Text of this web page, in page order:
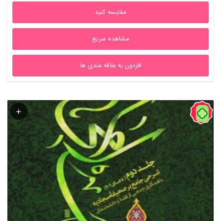
5,250,000ریال
2,100,000ریال
مقایسه کنید
مشاهده سریع
افزدون به علاقه مندی ها
60%